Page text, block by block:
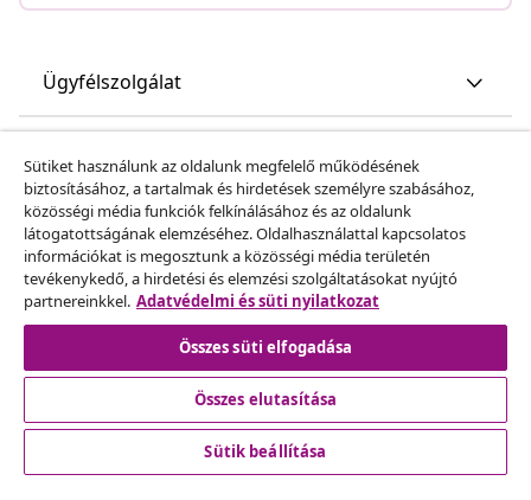
Ügyfélszolgálat
vidaXL
Fedezz fel többet
© 2008-2026 vidaXL A www.vidaxl.hu a vidaXL Marketplace
Sütiket használunk az oldalunk megfelelő működésének
biztosításához, a tartalmak és hirdetések személyre szabásához,
közösségi média funkciók felkínálásához és az oldalunk
látogatottságának elemzéséhez. Oldalhasználattal kapcsolatos
információkat is megosztunk a közösségi média területén
tevékenykedő, a hirdetési és elemzési szolgáltatásokat nyújtó
partnereinkkel. Adatvédelmi és süti nyilatkozat
Összes süti elfogadása
Összes elutasítása
Sütik beállítása